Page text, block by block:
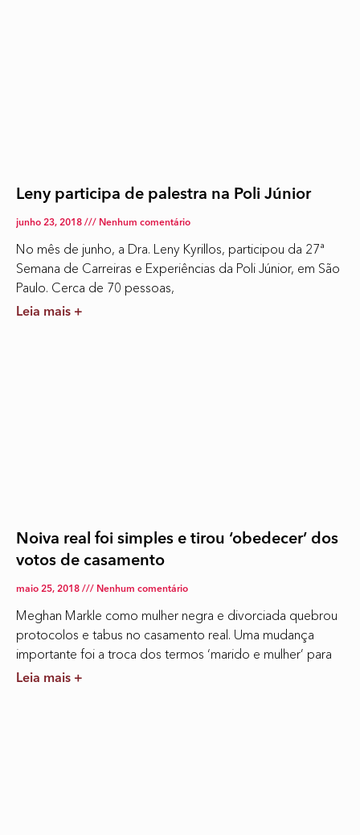
Leny participa de palestra na Poli Júnior
junho 23, 2018 Nenhum comentário
No mês de junho, a Dra. Leny Kyrillos, participou da 27ª
Semana de Carreiras e Experiências da Poli Júnior, em São
Paulo. Cerca de 70 pessoas,
Leia mais +
Noiva real foi simples e tirou ‘obedecer’ dos
votos de casamento
maio 25, 2018 Nenhum comentário
Meghan Markle como mulher negra e divorciada quebrou
protocolos e tabus no casamento real. Uma mudança
importante foi a troca dos termos ‘marido e mulher’ para
Leia mais +